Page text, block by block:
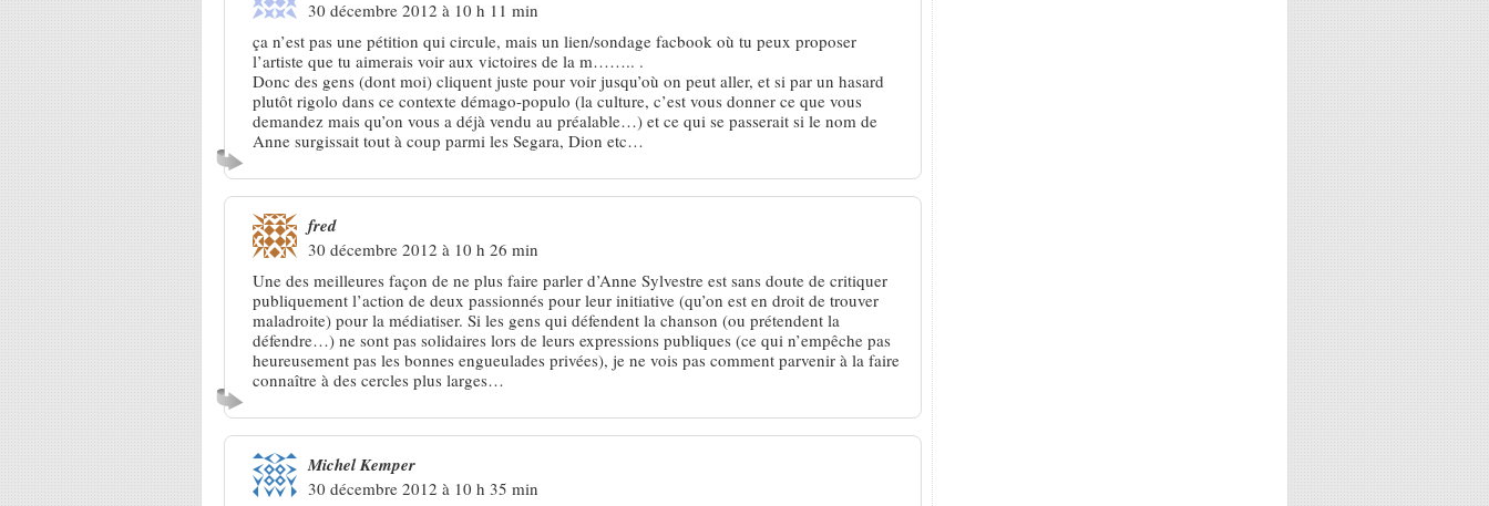
30 décembre 2012 à 10 h 11 min
ça n’est pas une pétition qui circule, mais un lien/sondage facbook où tu peux proposer
l’artiste que tu aimerais voir aux victoires de la m…….. .
Donc des gens (dont moi) cliquent juste pour voir jusqu’où on peut aller, et si par un hasard
plutôt rigolo dans ce contexte démago-populo (la culture, c’est vous donner ce que vous
demandez mais qu’on vous a déjà vendu au préalable…) et ce qui se passerait si le nom de
Anne surgissait tout à coup parmi les Segara, Dion etc…
fred
30 décembre 2012 à 10 h 26 min
Une des meilleures façon de ne plus faire parler d’Anne Sylvestre est sans doute de critiquer
publiquement l’action de deux passionnés pour leur initiative (qu’on est en droit de trouver
maladroite) pour la médiatiser. Si les gens qui défendent la chanson (ou prétendent la
défendre…) ne sont pas solidaires lors de leurs expressions publiques (ce qui n’empêche pas
heureusement pas les bonnes engueulades privées), je ne vois pas comment parvenir à la faire
connaître à des cercles plus larges…
Michel Kemper
30 décembre 2012 à 10 h 35 min